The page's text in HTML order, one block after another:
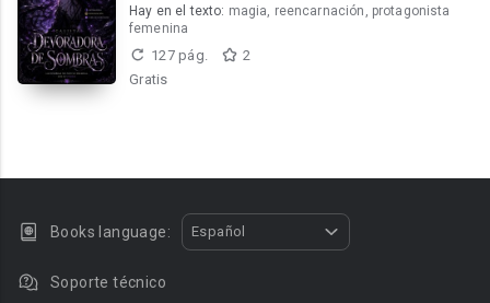
Hay en el texto: magia, reencarnación, protagonista
femenina
127 pág.
2
Gratis
Books language: Español
Soporte técnico